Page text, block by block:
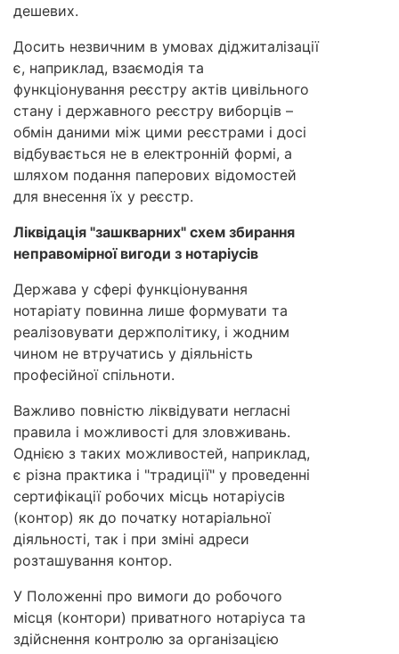
дешевих.
Досить незвичним в умовах діджиталізації
є, наприклад, взаємодія та
функціонування реєстру актів цивільного
стану і державного реєстру виборців –
обмін даними між цими реєстрами і досі
відбувається не в електронній формі, а
шляхом подання паперових відомостей
для внесення їх у реєстр.
Ліквідація "зашкварних" схем збирання
неправомірної вигоди з нотаріусів
Держава у сфері функціонування
нотаріату повинна лише формувати та
реалізовувати держполітику, і жодним
чином не втручатись у діяльність
професійної спільноти.
Важливо повністю ліквідувати негласні
правила і можливості для зловживань.
Однією з таких можливостей, наприклад,
є різна практика і "традиції" у проведенні
сертифікації робочих місць нотаріусів
(контор) як до початку нотаріальної
діяльності, так і при зміні адреси
розташування контор.
У Положенні про вимоги до робочого
місця (контори) приватного нотаріуса та
здійснення контролю за організацією